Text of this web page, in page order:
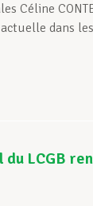
Céline
dans
LCGB